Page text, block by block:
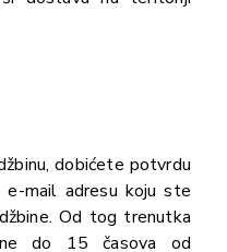
dobićete potvrdu
e-mail adresu koju ste
Od tog trenutka
do 15 časova od